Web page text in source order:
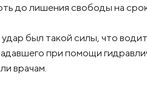
до лишения свободы на
был такой силы, что
при помощи
врачам.